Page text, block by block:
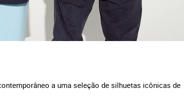
a uma seleção de silhuetas icônicas de